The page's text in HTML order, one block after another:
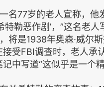
77岁的老人宣称，他
勒恶作剧’，”这名老
将是1938年奥森·威尔
受FBI调查时，老人承
中写道“这似乎是一个精